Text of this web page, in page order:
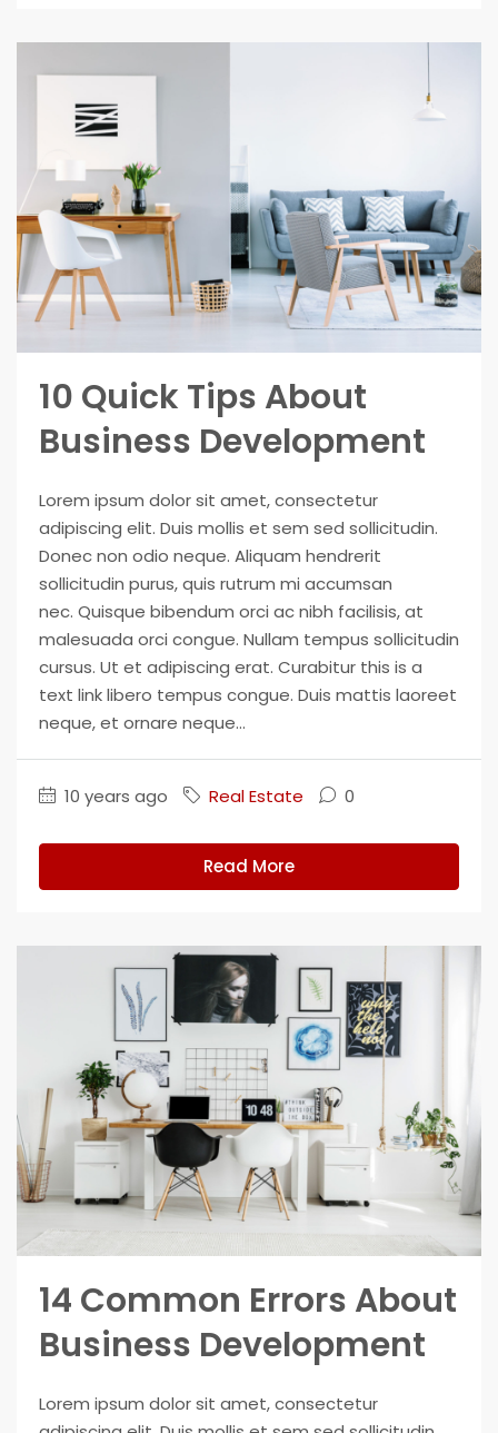
10 Quick Tips About
Business Development
Lorem ipsum dolor sit amet, consectetur
adipiscing elit. Duis mollis et sem sed sollicitudin.
Donec non odio neque. Aliquam hendrerit
sollicitudin purus, quis rutrum mi accumsan
nec. Quisque bibendum orci ac nibh facilisis, at
malesuada orci congue. Nullam tempus sollicitudin
cursus. Ut et adipiscing erat. Curabitur this is a
text link libero tempus congue. Duis mattis laoreet
neque, et ornare neque...
10 years ago Real Estate 0
Read More
14 Common Errors About
Business Development
Lorem ipsum dolor sit amet, consectetur